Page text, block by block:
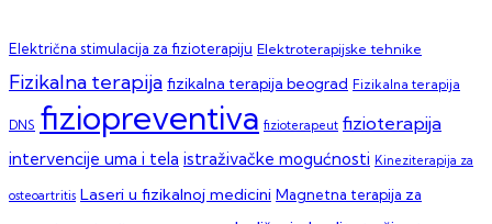
Električna stimulacija za fizioterapiju Elektroterapijske tehnike
Fizikalna terapija fizikalna terapija beograd Fizikalna terapija
DNS fiziopreventiva fizioterapeut fizioterapija
intervencije uma i tela istraživačke mogućnosti Kineziterapija za
osteoartritis Laseri u fizikalnoj medicini Magnetna terapija za